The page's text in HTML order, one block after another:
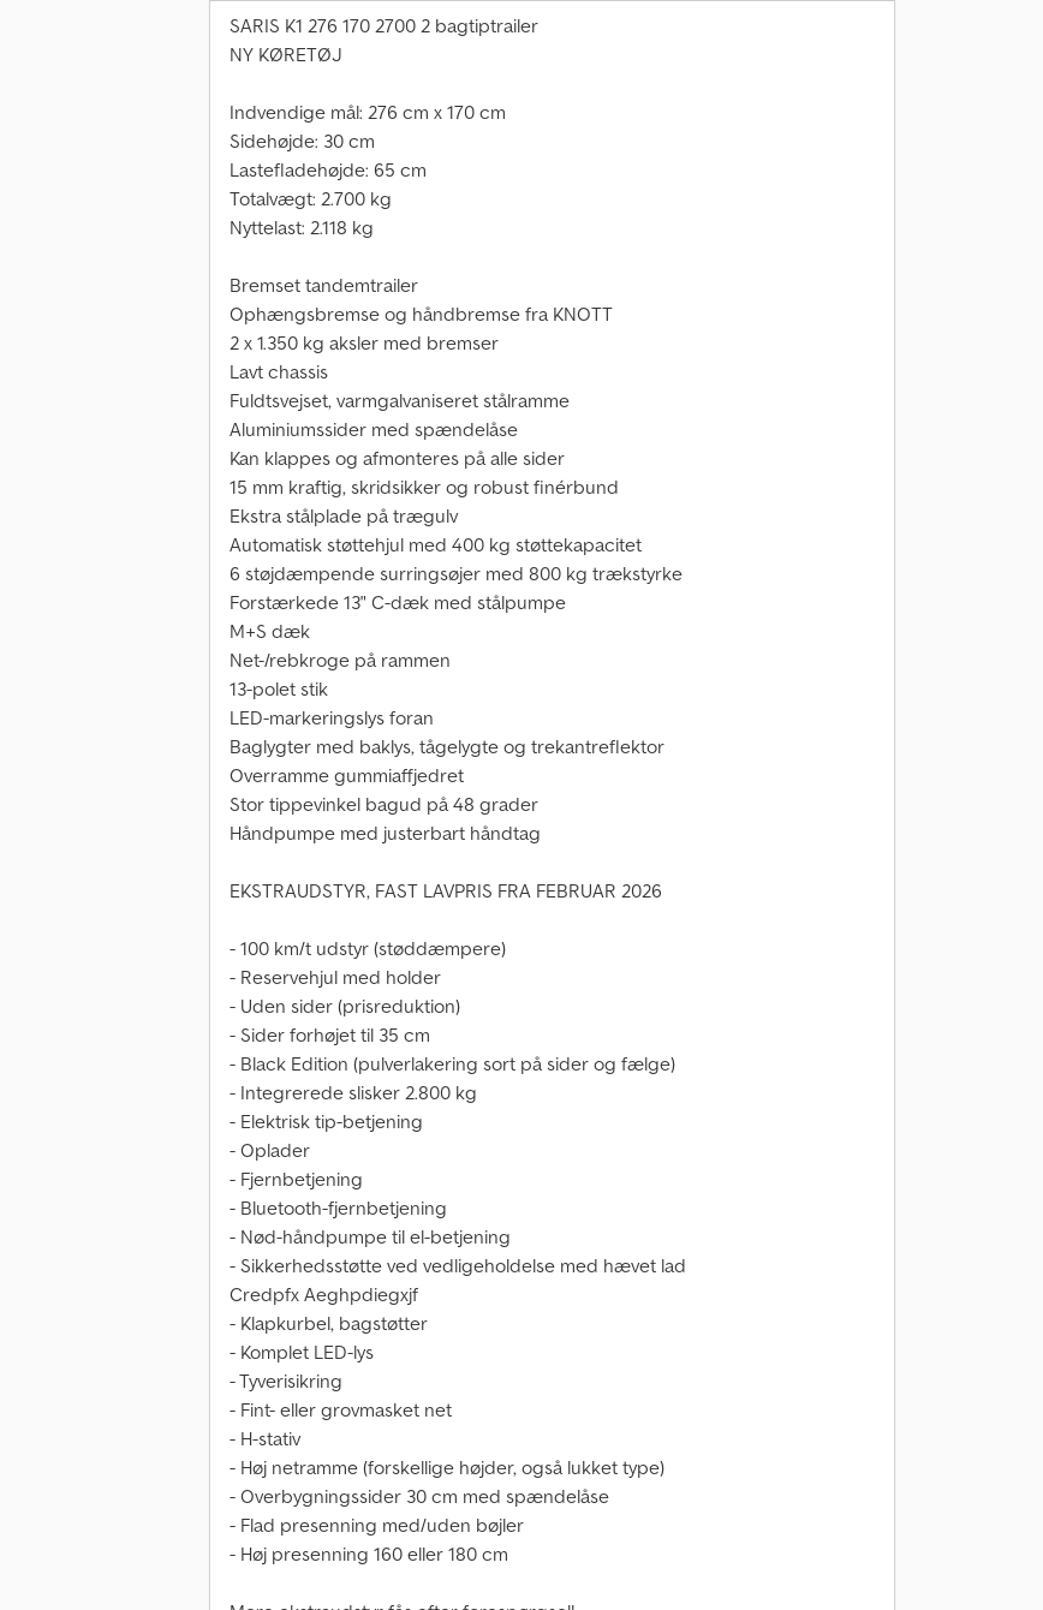
SARIS K1 276 170 2700 2 bagtiptrailer
NY KØRETØJ
Indvendige mål: 276 cm x 170 cm
Sidehøjde: 30 cm
Lastefladehøjde: 65 cm
Totalvægt: 2.700 kg
Nyttelast: 2.118 kg
Bremset tandemtrailer
Ophængsbremse og håndbremse fra KNOTT
2 x 1.350 kg aksler med bremser
Lavt chassis
Fuldtsvejset, varmgalvaniseret stålramme
Aluminiumssider med spændelåse
Kan klappes og afmonteres på alle sider
15 mm kraftig, skridsikker og robust finérbund
Ekstra stålplade på trægulv
Automatisk støttehjul med 400 kg støttekapacitet
6 støjdæmpende surringsøjer med 800 kg trækstyrke
Forstærkede 13" C-dæk med stålpumpe
M+S dæk
Net-/rebkroge på rammen
13-polet stik
LED-markeringslys foran
Baglygter med baklys, tågelygte og trekantreflektor
Overramme gummiaffjedret
Stor tippevinkel bagud på 48 grader
Håndpumpe med justerbart håndtag
EKSTRAUDSTYR, FAST LAVPRIS FRA FEBRUAR 2026
- 100 km/t udstyr (støddæmpere)
- Reservehjul med holder
- Uden sider (prisreduktion)
- Sider forhøjet til 35 cm
- Black Edition (pulverlakering sort på sider og fælge)
- Integrerede slisker 2.800 kg
- Elektrisk tip-betjening
- Oplader
- Fjernbetjening
- Bluetooth-fjernbetjening
- Nød-håndpumpe til el-betjening
- Sikkerhedsstøtte ved vedligeholdelse med hævet lad
Credpfx Aeghpdiegxjf
- Klapkurbel, bagstøtter
- Komplet LED-lys
- Tyverisikring
- Fint- eller grovmasket net
- H-stativ
- Høj netramme (forskellige højder, også lukket type)
- Overbygningssider 30 cm med spændelåse
- Flad presenning med/uden bøjler
- Høj presenning 160 eller 180 cm